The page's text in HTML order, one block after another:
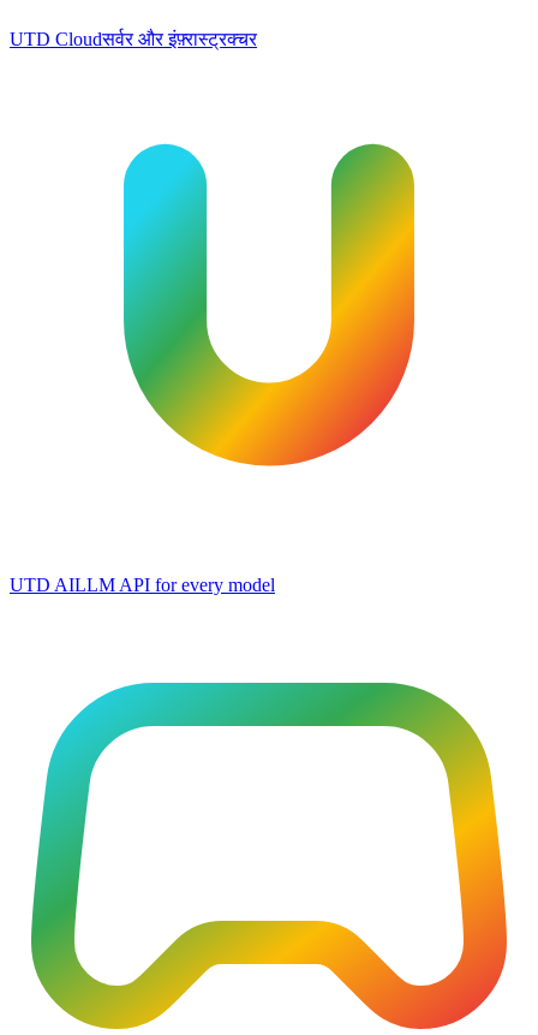
UTD Cloudसर्वर और इंफ़्रास्ट्रक्चर
UTD AILLM API for every model